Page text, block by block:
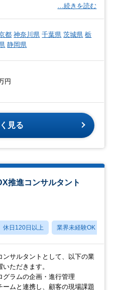
…続きを読む
都 神奈川県 千葉県 茨城県 栃
静岡県
円
見る
推進コンサルタント
休日120日以上 業界未経験OK
サルタントとして、以下の業
ただきます。
ラムの企画・進行管理
ームと連携し、顧客の現場課題